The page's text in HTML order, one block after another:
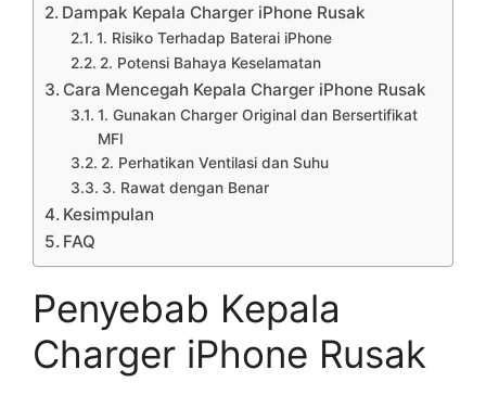
Dampak Kepala Charger iPhone Rusak
1. Risiko Terhadap Baterai iPhone
2. Potensi Bahaya Keselamatan
Cara Mencegah Kepala Charger iPhone Rusak
1. Gunakan Charger Original dan Bersertifikat
MFI
2. Perhatikan Ventilasi dan Suhu
3. Rawat dengan Benar
Kesimpulan
FAQ
Penyebab Kepala
Charger iPhone Rusak